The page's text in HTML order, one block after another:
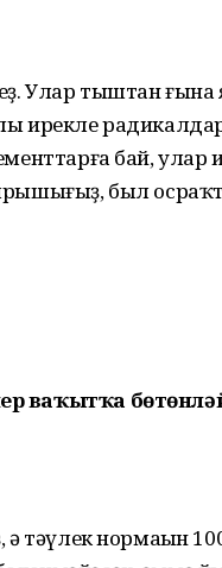
Улар тыштан
ирекле
бай, улар
был
ваҡытҡа
нормаһын